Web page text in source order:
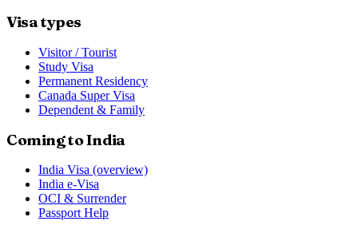
Visa types
Visitor / Tourist
Study Visa
Permanent Residency
Canada Super Visa
Dependent & Family
Coming to India
India Visa (overview)
India e-Visa
OCI & Surrender
Passport Help